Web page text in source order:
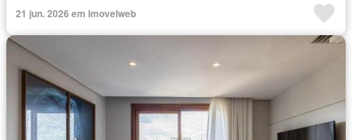
21 jun. 2026 em Imovelweb